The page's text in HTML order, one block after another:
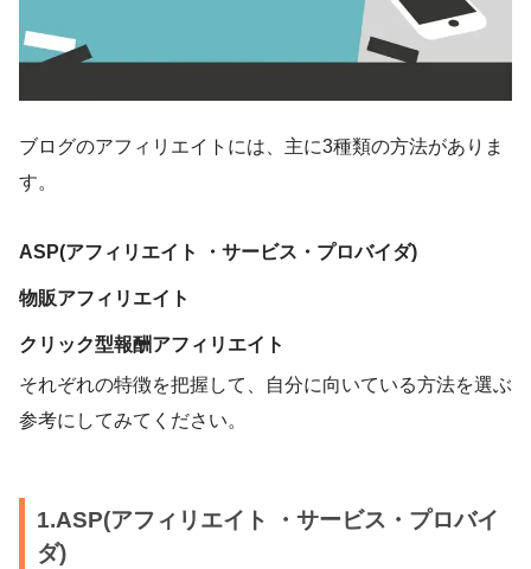
ブログのアフィリエイトには、主に3種類の方法がありま
す。
ASP(アフィリエイト ・サービス・プロバイダ)
物販アフィリエイト
クリック型報酬アフィリエイト
それぞれの特徴を把握して、自分に向いている方法を選ぶ
参考にしてみてください。
1.ASP(アフィリエイト ・サービス・プロバイ
ダ)